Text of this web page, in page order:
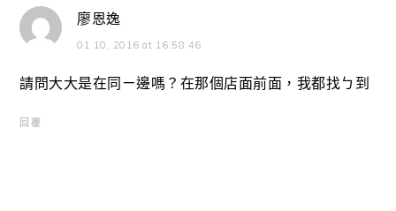
廖恩逸
01 10, 2016 at 16:58:46
請問大大是在同ㄧ邊嗎？在那個店面前面，我都找ㄅ到
回覆